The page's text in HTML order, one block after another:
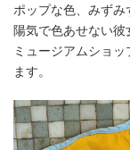
ポップな色、みずみ
陽気で色あせない
ミュージアムショ
ます。